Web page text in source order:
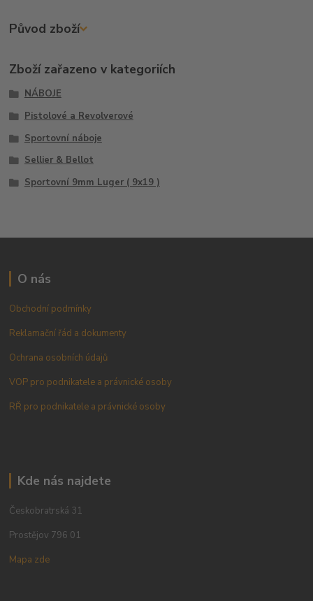
Původ zboží
Zboží zařazeno v kategoriích
NÁBOJE
Pistolové a Revolverové
Sportovní náboje
Sellier & Bellot
Sportovní 9mm Luger ( 9x19 )
O nás
Obchodní podmínky
Reklamační řád a dokumenty
Ochrana osobních údajů
VOP pro podnikatele a právnické osoby
RŘ pro podnikatele a právnické osoby
Kde nás najdete
Českobratrská 31
Prostějov 796 01
Mapa zde